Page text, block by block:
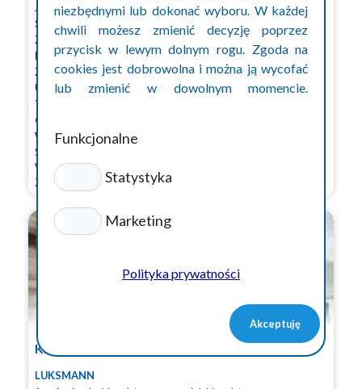
niezbędnymi lub dokonać wyboru. W każdej
chwili możesz zmienić decyzję poprzez
przycisk w lewym dolnym rogu. Zgoda na
cookies jest dobrowolna i można ją wycofać
lub zmienić w dowolnym momencie.
Funkcjonalne
Statystyka
Marketing
Polityka prywatności
Akceptuję
Język: niemiecki komunikatywny
System pracy
: 3/1, 4/1, bez systemu
Zestaw
: Plandeka, BDF, naczepa, przyczepa
Lokalizacja: południe Niemiec, Badenia-Wirtembergia
Zakwaterowanie: W aucie, hotel/mieszkanie
Uprawnienia: C+E
Trasy
Obsada
Wynagrodznie € netto
Stuttgart , Niemcy
Wynagrodzenie brutto: 2800,00 EUR
Zobacz więcej
Kierowca CE zestaw 7,5t z przy...
LUKSMANN